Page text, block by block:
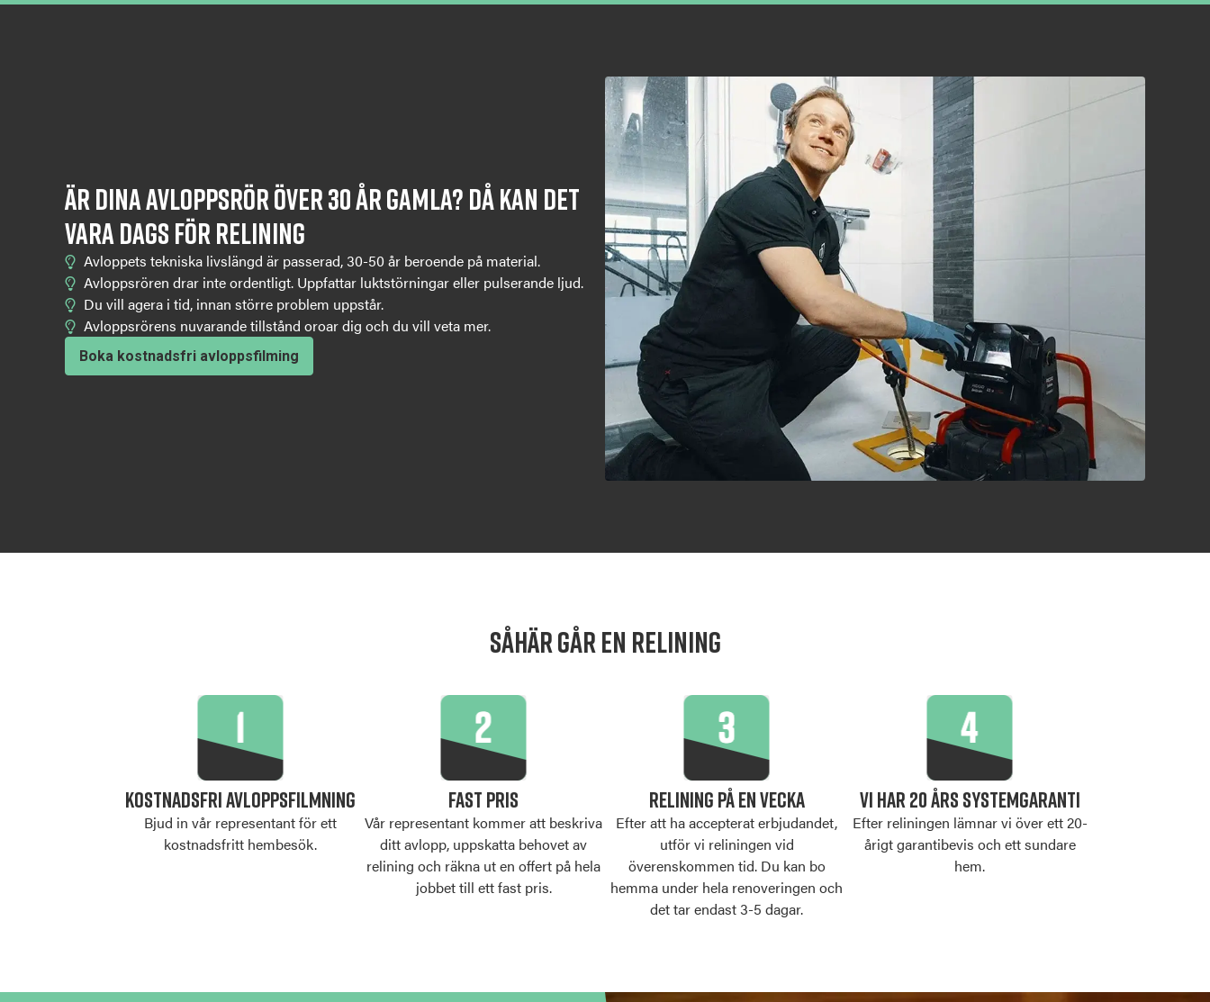
Är dina avloppsrör över 30 år gamla? Då kan det
vara dags för relining
Avloppets tekniska livslängd är passerad, 30-50 år beroende på material.
Avloppsrören drar inte ordentligt. Uppfattar luktstörningar eller pulserande ljud.
Du vill agera i tid, innan större problem uppstår.
Avloppsrörens nuvarande tillstånd oroar dig och du vill veta mer.
Boka kostnadsfri avloppsfilming
SÅHÄR GÅR EN RELINING
KOSTNADSFRI AVLOPPSFILMNING
Bjud in vår representant för ett
kostnadsfritt hembesök.
FAST PRIS
Vår representant kommer att beskriva
ditt avlopp, uppskatta behovet av
relining och räkna ut en offert på hela
jobbet till ett fast pris.
RELINING PÅ EN VECKA
Efter att ha accepterat erbjudandet,
utför vi reliningen vid
överenskommen tid. Du kan bo
hemma under hela renoveringen och
det tar endast 3-5 dagar.
VI HAR 20 ÅRS SYSTEMGARANTI
Efter reliningen lämnar vi över ett 20-
årigt garantibevis och ett sundare
hem.